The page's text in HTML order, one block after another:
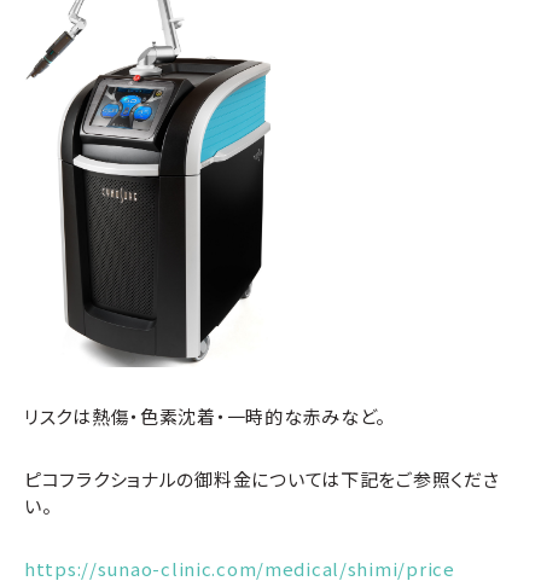
リスクは熱傷・色素沈着・一時的な赤みなど。
ピコフラクショナルの御料金については下記をご参照くださ
い。
https://sunao-clinic.com/medical/shimi/price